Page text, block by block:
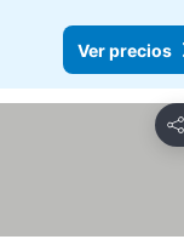
Ver precios